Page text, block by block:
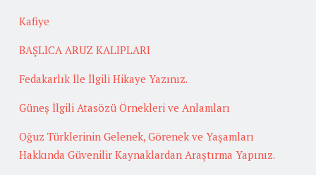
Kafiye
BAŞLICA ARUZ KALIPLARI
Fedakarlık İle İlgili Hikaye Yazınız.
Güneş İlgili Atasözü Örnekleri ve Anlamları
Oğuz Türklerinin Gelenek, Görenek ve Yaşamları
Hakkında Güvenilir Kaynaklardan Araştırma Yapınız.